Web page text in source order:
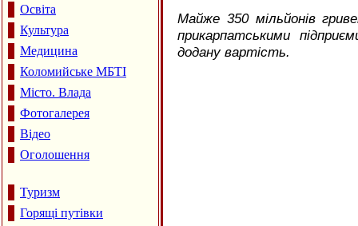
Освіта
Культура
Медицина
Коломийське МБТІ
Місто. Влада
Фотогалерея
Відео
Оголошення
Туризм
Горящі путівки
Майже 350 мільйонів
прикарпатськими
додану вартість.